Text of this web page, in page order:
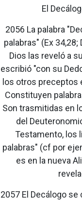
El
2056 La palabra
palabras" (Ex 34,28;
Dios las reveló a
escribió "con su
los otros preceptos
Constituyen
Son trasmitidas en
del
Testamento, los
palabras" (cf por
es en la nueva
2057 El Decálogo